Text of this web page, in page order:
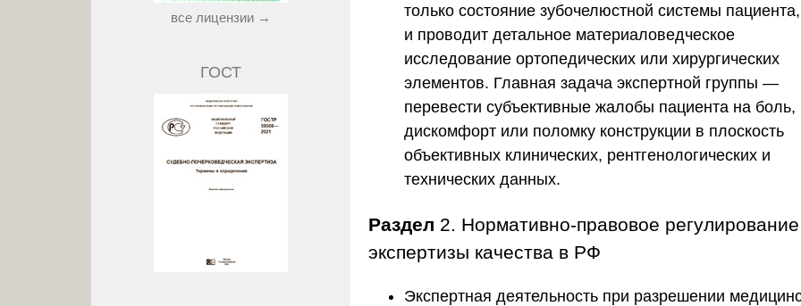
только состояние зубочелюстной системы
и проводит детальное материаловедческое
исследование ортопедических или хирургических
элементов. Главная задача экспертной группы —
перевести субъективные жалобы пациента на боль,
дискомфорт или поломку конструкции в плоскость
объективных клинических, рентгенологических и
технических данных.
Раздел 2. Нормативно-правовое регулирование
экспертизы качества в РФ
Экспертная деятельность при разрешении
все лицензии →
ГОСТ